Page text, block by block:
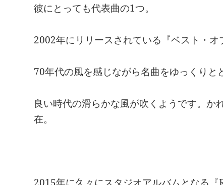
彼にとっても代表曲の1つ。
2002年にリリースされている『ベスト・オ
70年代の風を感じながら名曲をゆっくりと
良い時代の滑らかな風が吹くようです。か
在。
2015年に久々にスタジオアルバムとなる